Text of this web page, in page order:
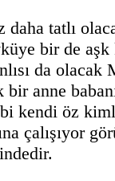
daha tatlı
bir de aşk
da olacak
anne
kendi öz
çalışıyor